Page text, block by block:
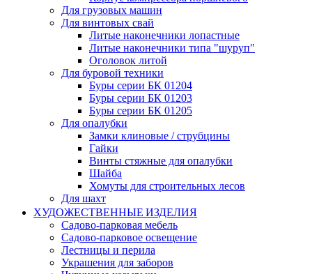
Для грузовых машин
Для винтовых свай
Литые наконечники лопастные
Литые наконечники типа "шуруп"
Оголовок литой
Для буровой техники
Буры серии БК 01204
Буры серии БК 01203
Буры серии БК 01205
Для опалубки
Замки клиновые / струбцины
Гайки
Винты стяжные для опалубки
Шайба
Хомуты для строительных лесов
Для шахт
ХУДОЖЕСТВЕННЫЕ ИЗДЕЛИЯ
Садово-парковая мебель
Садово-парковое освещение
Лестницы и перила
Украшения для заборов